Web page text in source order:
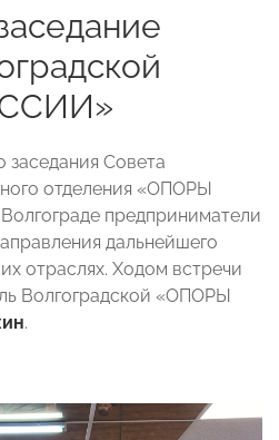
заседания Совета
отделения «ОПОРЫ
предприниматели
дальнейшего
отраслях. Ходом встречи
Волгоградской «ОПОРЫ
.